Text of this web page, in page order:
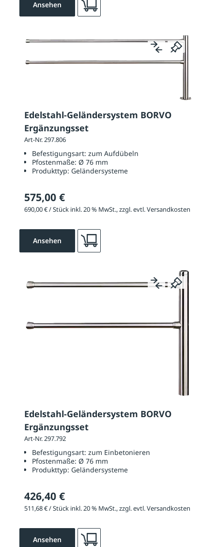
Ansehen
Edelstahl-Geländersystem BORVO
Ergänzungsset
Art-Nr. 297.806
Befestigungsart: zum Aufdübeln
Pfostenmaße: Ø 76 mm
Produkttyp: Geländersysteme
575,00 €
690,00 € / Stück inkl. 20 % MwSt., zzgl. evtl. Versandkosten
Ansehen
Edelstahl-Geländersystem BORVO
Ergänzungsset
Art-Nr. 297.792
Befestigungsart: zum Einbetonieren
Pfostenmaße: Ø 76 mm
Produkttyp: Geländersysteme
426,40 €
511,68 € / Stück inkl. 20 % MwSt., zzgl. evtl. Versandkosten
Ansehen